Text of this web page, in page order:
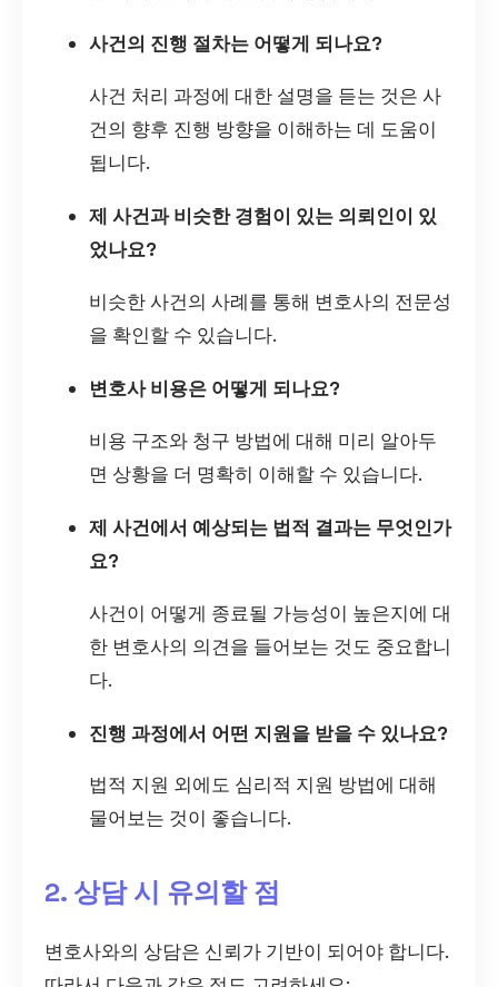
사건의 진행 절차는 어떻게 되나요?
사건 처리 과정에 대한 설명을 듣는 것은 사
건의 향후 진행 방향을 이해하는 데 도움이
됩니다.
제 사건과 비슷한 경험이 있는 의뢰인이 있
었나요?
비슷한 사건의 사례를 통해 변호사의 전문성
을 확인할 수 있습니다.
변호사 비용은 어떻게 되나요?
비용 구조와 청구 방법에 대해 미리 알아두
면 상황을 더 명확히 이해할 수 있습니다.
제 사건에서 예상되는 법적 결과는 무엇인가
요?
사건이 어떻게 종료될 가능성이 높은지에 대
한 변호사의 의견을 들어보는 것도 중요합니
다.
진행 과정에서 어떤 지원을 받을 수 있나요?
법적 지원 외에도 심리적 지원 방법에 대해
물어보는 것이 좋습니다.
2. 상담 시 유의할 점
변호사와의 상담은 신뢰가 기반이 되어야 합니다.